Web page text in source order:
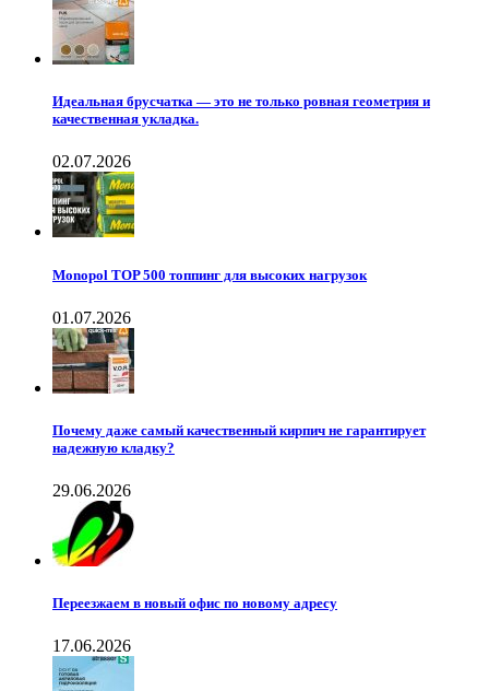
Идеальная брусчатка — это не только ровная геометрия и
качественная укладка.
02.07.2026
Monopol TOP 500 топпинг для высоких нагрузок
01.07.2026
Почему даже самый качественный кирпич не гарантирует
надежную кладку?
29.06.2026
Переезжаем в новый офис по новому адресу
17.06.2026